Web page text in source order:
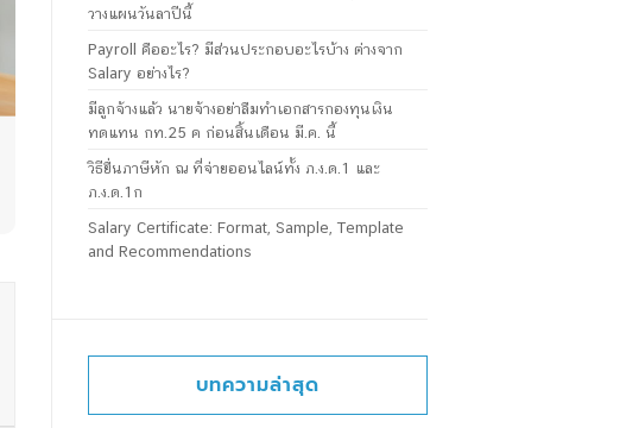
วางแผนวันลาปีนี้
Payroll คืออะไร? มีส่วนประกอบอะไรบ้าง ต่างจาก
Salary อย่างไร?
มีลูกจ้างแล้ว นายจ้างอย่าลืมทำเอกสารกองทุนเงิน
ทดแทน กท.25 ค ก่อนสิ้นเดือน มี.ค. นี้
วิธียื่นภาษีหัก ณ ที่จ่ายออนไลน์ทั้ง ภ.ง.ด.1 และ
ภ.ง.ด.1ก
Salary Certificate: Format, Sample, Template
and Recommendations
บทความล่าสุด